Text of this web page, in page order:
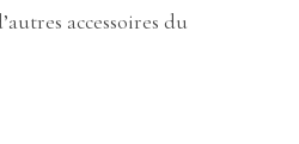
accessoires du